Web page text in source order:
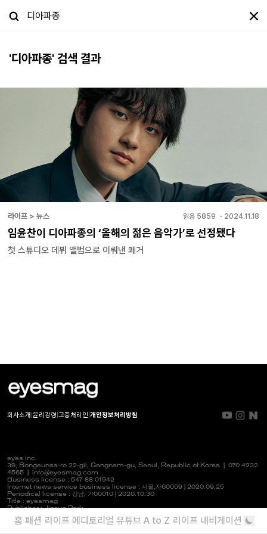
'디아파종' 검색 결과
라이프 > 뉴스 읽음 5859 ・ 2024.11.18
임윤찬이 디아파종의 ‘올해의 젊은 음악가’로 선정됐다
첫 스튜디오 데뷔 앨범으로 이뤄낸 쾌거
회사소개 윤리강령 고충처리인 개인정보처리방침
eyes inc.
39, Bongeunsa-ro 22-gil, Gangnam-gu, Seoul, Republic of Korea | 070 4232
4565
info@eyesmag.com
Business license : 547 88 01942
Internet news service business license : 서울,자60059 | 2020.09.25
Periodical license : 강남, 가00010 | 2020.10.30
Title : eyesmag
Publisher : Jinpyo Park
News manager & Editorial officer : Youlim Heo
홈 패션 라이프 에디토리얼 유튜브 A to Z 라이프 내비게이션